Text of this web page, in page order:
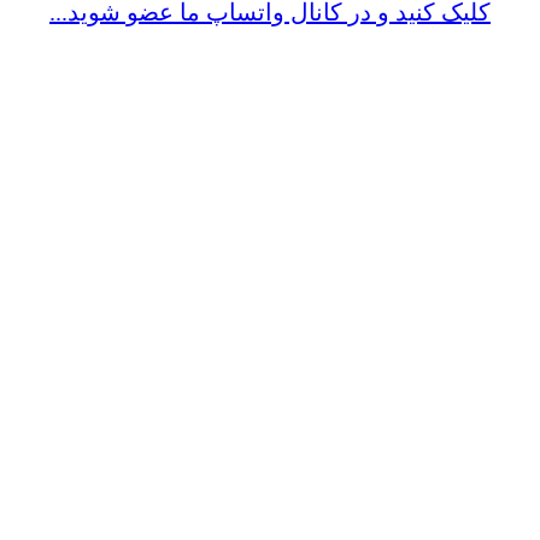
کلیک کنید و در کانال واتساپ ما عضو شوید...